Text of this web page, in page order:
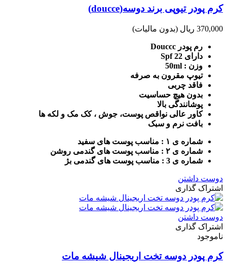
کرم پودر تیوپی برند دوسه(doucce)
370,000 ریال (بدون مالیات)
رم پودر Douccc
دارای Spf 22
وزن : 50ml
تیوپ مقرون به صرفه
فاقد چربی
بدون هیچ حساسیت
پوشانندگی بالا
کاور عالی نواقص پوست، جوش ، کک مک و لکه ها
بافت نرم و سبک
شماره ی ۱ : مناسب پوست های سفید
شماره ی ۲ : مناسب پوست های گندمی روشن
شماره ی 3 : مناسب پوست های گندمی بژ
دوست داشتن
اشتراک گذاری
دوست داشتن
اشتراک گذاری
ناموجود
کرم پودر دوسه تخت اریجینال شیشه مات